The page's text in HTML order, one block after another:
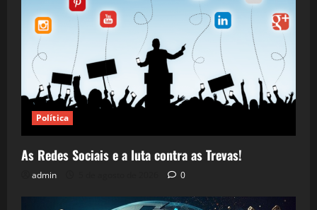
Política
As Redes Sociais e a luta contra as Trevas!
admin 0